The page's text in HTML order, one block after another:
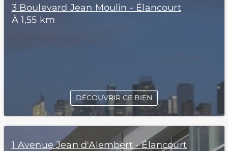
3 Boulevard Jean Moulin - Élancourt
À 1,55 km
DÉCOUVRIR CE BIEN
1 Avenue Jean d'Alembert - Élancourt